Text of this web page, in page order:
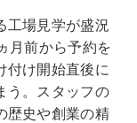
工場見学が盛況
月前から予約を
付け開始直後に
う。スタッフの
歴史や創業の精